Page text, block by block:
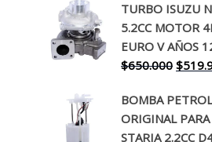
original
era:
$130.000.
actual
es:
$94.990.
TURBO ISUZU
5.2CC MOTOR
EURO V AÑOS
$650.000 El
era:
$
BOMBA
ORIGINAL
STARIA 2.2CC